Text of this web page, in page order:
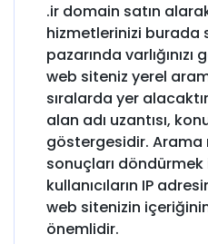
.ir domain satın
hizmetlerinizi burada
pazarında
web siteniz yerel
sıralarda yer
alan adı uzantısı,
göstergesidir. Arama
sonuçları
kullanıcıların IP
web sitenizin
önemlidir.